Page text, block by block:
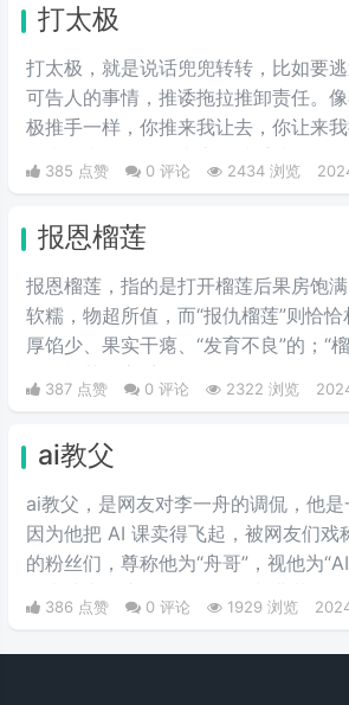
打太极
打太极，就是说话兜兜转转，比如要
可告人的事情，推诿拖拉推卸责任。
极推手一样，你推来我让去，你让来
推来推去，不明确表态，避重就轻含糊
385 点赞 0 评论 2434 浏览
报恩榴莲
报恩榴莲，指的是打开榴莲后果房饱
软糯，物超所值，而“报仇榴莲”则恰
厚馅少、果实干瘪、“发育不良”的；“
会挑榴莲的高手。
387 点赞 0 评论 2322 浏览
ai教父
ai教父，是网友对李一舟的调侃，他是
因为他把 AI 课卖得飞起，被网友们戏
的粉丝们，尊称他为“舟哥”，视他为
他的课程是“智商税”。
386 点赞 0 评论 1929 浏览